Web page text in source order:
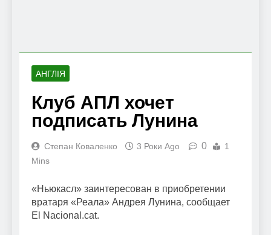
АНГЛІЯ
Клуб АПЛ хочет
подписать Лунина
Степан Коваленко 3 Роки Ago 0
1
Mins
«Ньюкасл» заинтересован в приобретении
вратаря «Реала» Андрея Лунина, сообщает
El Nacional.cat.